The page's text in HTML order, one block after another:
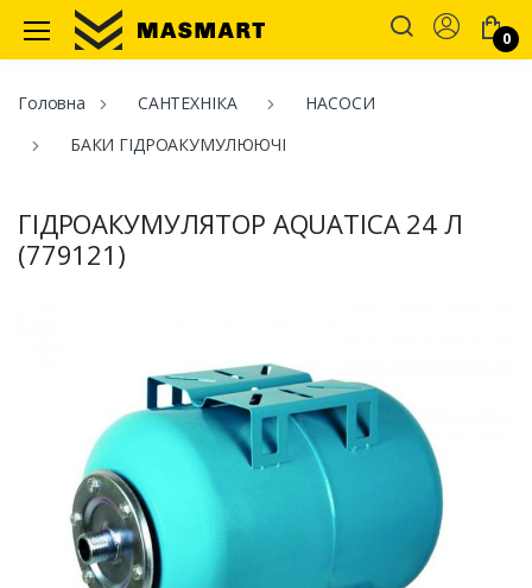
Masmart
Account
0
Головна САНТЕХНІКА
НАСОСИ
БАКИ ГІДРОАКУМУЛЮЮЧІ
ГІДРОАКУМУЛЯТОР AQUATICA 24 Л
(779121)